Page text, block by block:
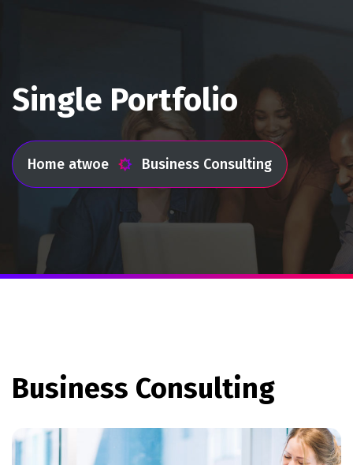
Single Portfolio
Home atwoe Business Consulting
Business Consulting